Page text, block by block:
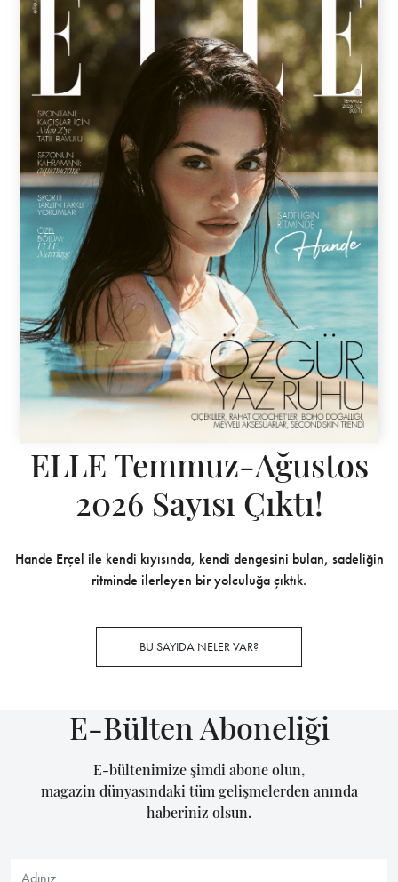
ELLE Temmuz-Ağustos
2026 Sayısı Çıktı!
Hande Erçel ile kendi kıyısında, kendi dengesini bulan, sadeliğin
ritminde ilerleyen bir yolculuğa çıktık.
BU SAYIDA NELER VAR?
E-Bülten Aboneliği
E-bültenimize şimdi abone olun,
magazin dünyasındaki tüm gelişmelerden anında
haberiniz olsun.